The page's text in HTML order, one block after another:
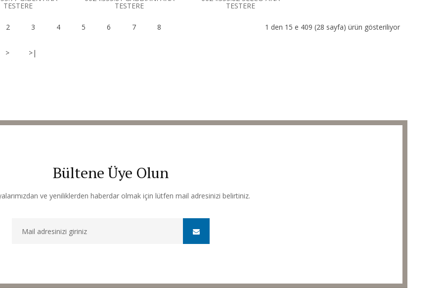
TESTERE TESTERE TESTERE
2 3 4 5 6 7 8
> >|
1 den 15 e 409 (28 sayfa) ürün gösteriliyor
Bültene Üye Olun
ve yeniliklerden haberdar olmak için lütfen mail adresinizi belirtiniz.